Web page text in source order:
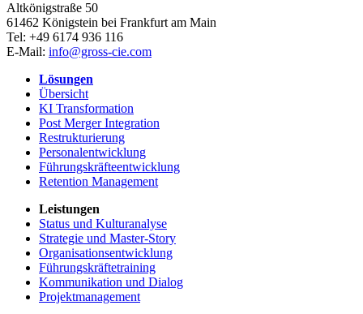
Altkönigstraße 50
61462 Königstein bei Frankfurt am Main
Tel: +49 6174 936 116
E-Mail: info@gross-cie.com
Lösungen
Übersicht
KI Transformation
Post Merger Integration
Restrukturierung
Personalentwicklung
Führungskräfteentwicklung
Retention Management
Leistungen
Status und Kulturanalyse
Strategie und Master-Story
Organisationsentwicklung
Führungskräftetraining
Kommunikation und Dialog
Projektmanagement